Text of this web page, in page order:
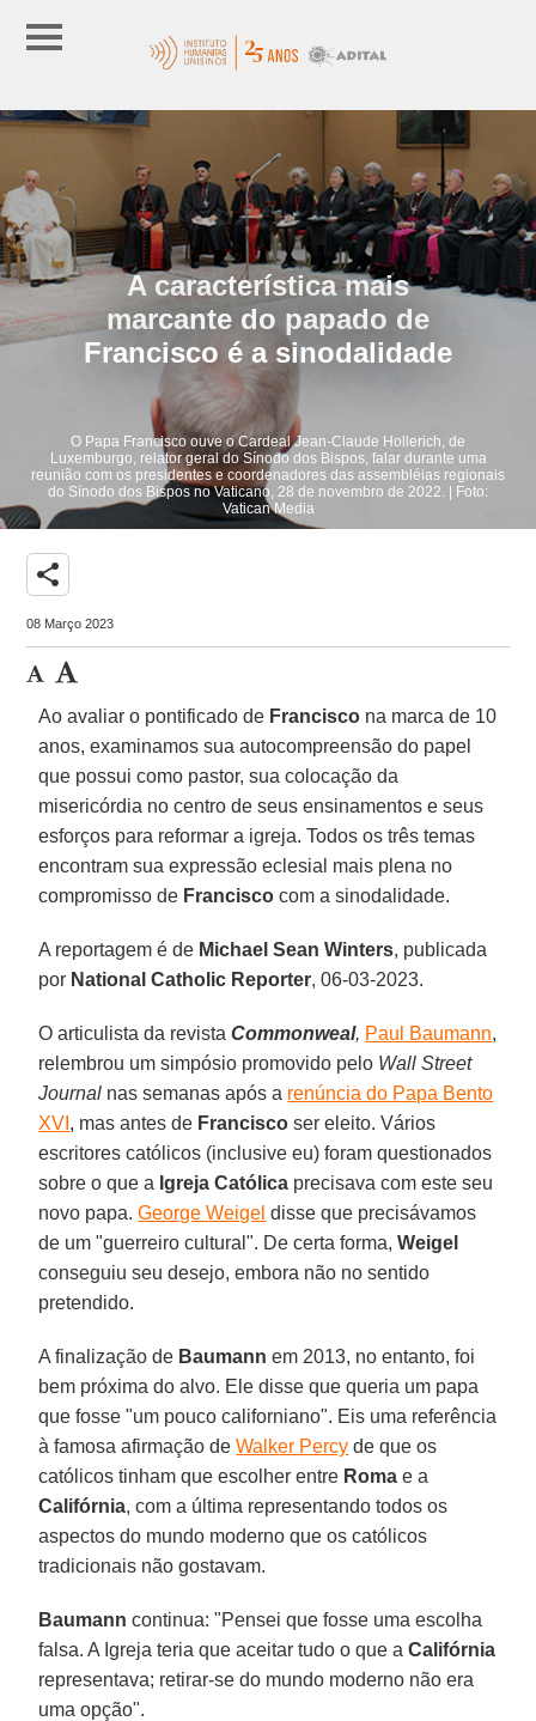
A característica mais
marcante do papado de
Francisco é a sinodalidade
O Papa Francisco ouve o Cardeal Jean-Claude Hollerich, de
Luxemburgo, relator geral do Sínodo dos Bispos, falar durante uma
reunião com os presidentes e coordenadores das assembléias regionais
do Sínodo dos Bispos no Vaticano, 28 de novembro de 2022. | Foto:
Vatican Media
share
08 Março 2023
Ao avaliar o pontificado de Francisco na marca de 10
anos, examinamos sua autocompreensão do papel
que possui como pastor, sua colocação da
misericórdia no centro de seus ensinamentos e seus
esforços para reformar a igreja. Todos os três temas
encontram sua expressão eclesial mais plena no
compromisso de Francisco com a sinodalidade.
A reportagem é de Michael Sean Winters, publicada
por National Catholic Reporter, 06-03-2023.
O articulista da revista Commonweal, Paul Baumann,
relembrou um simpósio promovido pelo Wall Street
Journal nas semanas após a renúncia do Papa Bento
XVI , mas antes de Francisco ser eleito. Vários
escritores católicos (inclusive eu) foram questionados
sobre o que a Igreja Católica precisava com este seu
novo papa.George Weigel disse que precisávamos
de um "guerreiro cultural". De certa forma,Weigel
conseguiu seu desejo, embora não no sentido
pretendido.
A finalização de Baumann em 2013, no entanto, foi
bem próxima do alvo. Ele disse que queria um papa
que fosse "um pouco californiano". Eis uma referência
à famosa afirmação deWalker Percy de que os
católicos tinham que escolher entre Roma e a
Califórnia, com a última representando todos os
aspectos do mundo moderno que os católicos
tradicionais não gostavam.
Baumann continua: "Pensei que fosse uma escolha
falsa. A Igreja teria que aceitar tudo o que a Califórnia
representava; retirar-se do mundo moderno não era
uma opção".